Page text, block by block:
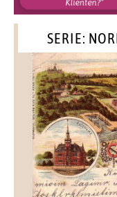
SERIE: